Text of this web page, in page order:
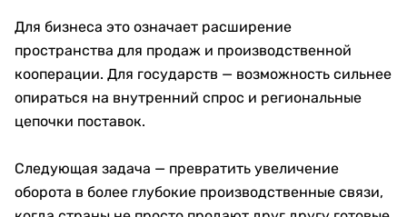
Для бизнеса это означает расширение
пространства для продаж и производственной
кооперации. Для государств — возможность сильнее
опираться на внутренний спрос и региональные
цепочки поставок.
Следующая задача — превратить увеличение
оборота в более глубокие производственные связи,